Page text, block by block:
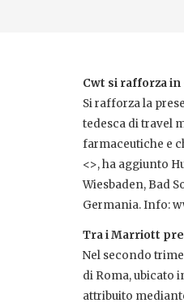
Cwt si rafforza in
Si rafforza la
tedesca di travel
farmaceutiche e
<>, ha aggiunto
Wiesbaden, Bad
Germania. Info:
Tra i Marriott
Nel secondo
di Roma, ubicato
attribuito